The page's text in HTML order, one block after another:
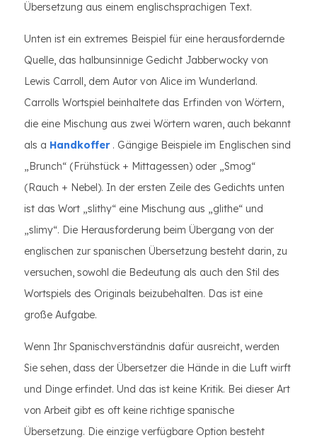
Übersetzung aus einem englischsprachigen Text.
Unten ist ein extremes Beispiel für eine herausfordernde
Quelle, das halbunsinnige Gedicht Jabberwocky von
Lewis Carroll, dem Autor von Alice im Wunderland.
Carrolls Wortspiel beinhaltete das Erfinden von Wörtern,
die eine Mischung aus zwei Wörtern waren, auch bekannt
als a Handkoffer. Gängige Beispiele im Englischen sind
„Brunch“ (Frühstück + Mittagessen) oder „Smog“
(Rauch + Nebel). In der ersten Zeile des Gedichts unten
ist das Wort „slithy“ eine Mischung aus „glithe“ und
„slimy“. Die Herausforderung beim Übergang von der
englischen zur spanischen Übersetzung besteht darin, zu
versuchen, sowohl die Bedeutung als auch den Stil des
Wortspiels des Originals beizubehalten. Das ist eine
große Aufgabe.
Wenn Ihr Spanischverständnis dafür ausreicht, werden
Sie sehen, dass der Übersetzer die Hände in die Luft wirft
und Dinge erfindet. Und das ist keine Kritik. Bei dieser Art
von Arbeit gibt es oft keine richtige spanische
Übersetzung. Die einzige verfügbare Option besteht